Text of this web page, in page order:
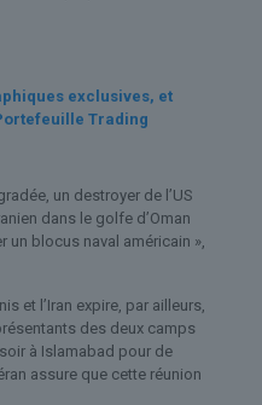
exclusives, et
Trading
un destroyer de l’US
dans le golfe d’Oman
un blocus naval américain »,
et l’Iran expire, par ailleurs,
des deux camps
à Islamabad pour de
assure que cette réunion